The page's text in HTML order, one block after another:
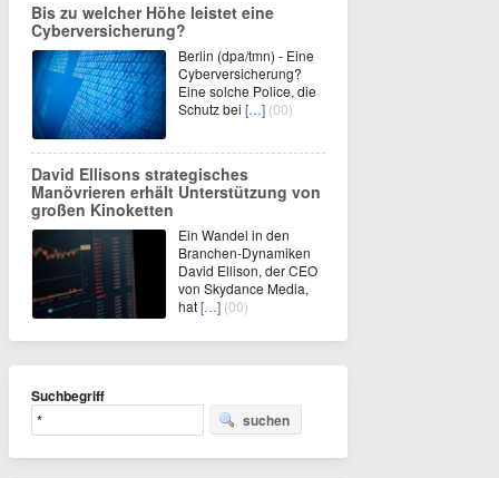
Bis zu welcher Höhe leistet eine
Cyberversicherung?
Berlin (dpa/tmn) - Eine
Cyberversicherung?
Eine solche Police, die
Schutz bei […] (00)
David Ellisons strategisches
Manövrieren erhält Unterstützung von
großen Kinoketten
Ein Wandel in den
Branchen-Dynamiken
David Ellison, der CEO
von Skydance Media,
hat[…] (00)
Suchbegriff
suchen